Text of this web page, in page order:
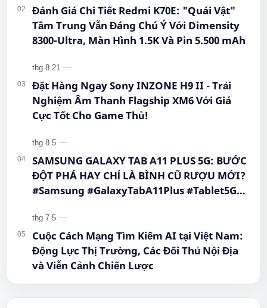
Đánh Giá Chi Tiết Redmi K70E: "Quái Vật"
Tầm Trung Vẫn Đáng Chú Ý Với Dimensity
8300-Ultra, Màn Hình 1.5K Và Pin 5.500 mAh
Đặt Hàng Ngay Sony INZONE H9 II - Trải
Nghiệm Âm Thanh Flagship XM6 Với Giá
Cực Tốt Cho Game Thủ!
SAMSUNG GALAXY TAB A11 PLUS 5G: BƯỚC
ĐỘT PHÁ HAY CHỈ LÀ BÌNH CŨ RƯỢU MỚI?
#Samsung #GalaxyTabA11Plus #Tablet5G
Cuộc Cách Mạng Tìm Kiếm AI tại Việt Nam:
Động Lực Thị Trường, Các Đối Thủ Nội Địa
và Viễn Cảnh Chiến Lược